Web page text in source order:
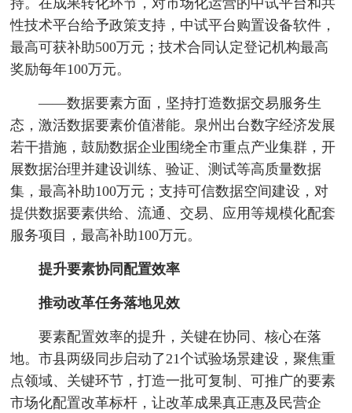
性技术平台给予政策支持，中试平台购置设备软件，
最高可获补助500万元；技术合同认定登记机构最高
奖励每年100万元。
——数据要素方面，坚持打造数据交易服务生
态，激活数据要素价值潜能。泉州出台数字经济发展
若干措施，鼓励数据企业围绕全市重点产业集群，开
展数据治理并建设训练、验证、测试等高质量数据
集，最高补助100万元；支持可信数据空间建设，对
提供数据要素供给、流通、交易、应用等规模化配套
服务项目 ，最高补助100万元。
提升要素协同配置效率
推动改革任务落地见效
要素配置效率的提升，关键在协同、核心在落
地。市县两级同步启动了21个试验场景建设，聚焦重
点领域、关键环节，打造一批可复制、可推广的要素
市场化配置改革标杆，让改革成果真正惠及民营企